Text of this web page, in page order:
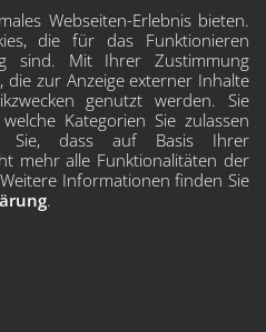
Webseiten-Erlebnis bieten.
die für das Funktionieren
sind. Mit Ihrer Zustimmung
die zur Anzeige externer Inhalte
genutzt werden. Sie
Kategorien Sie zulassen
Sie, dass auf Basis Ihrer
mehr alle Funktionalitäten der
Informationen finden Sie
.